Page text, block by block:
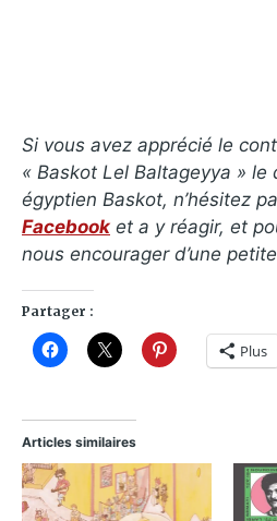
Si vous avez apprécié le
« Baskot Lel Baltageyya » le
égyptien Baskot, n’hésitez
Facebook et a y réagir, et
nous encourager d’une
Partager :
Plus
Articles similaires